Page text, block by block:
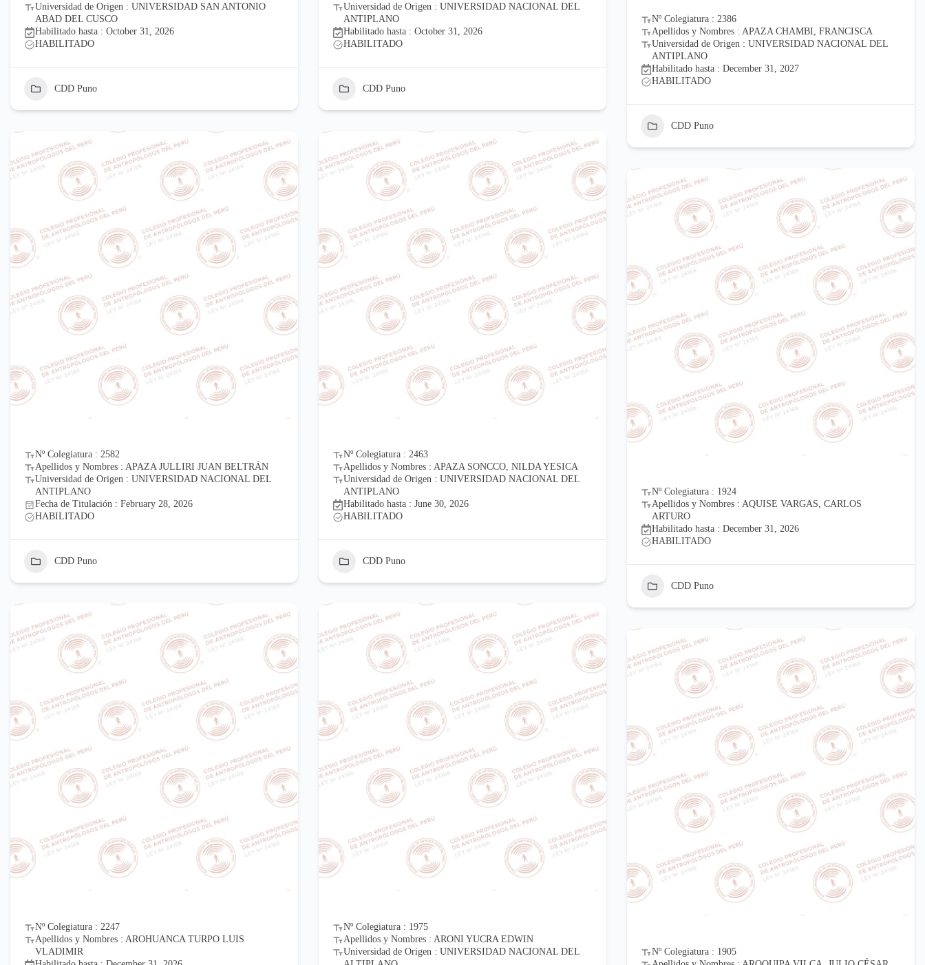
Universidad de Origen : UNIVERSIDAD SAN ANTONIO
ABAD DEL CUSCO
Habilitado hasta : October 31, 2026
HABILITADO
CDD Puno
Universidad de Origen : UNIVERSIDAD NACIONAL DEL
ANTIPLANO
Habilitado hasta : October 31, 2026
HABILITADO
CDD Puno
Nº Colegiatura : 2386
Apellidos y Nombres : APAZA CHAMBI, FRANCISCA
Universidad de Origen : UNIVERSIDAD NACIONAL DEL
ANTIPLANO
Habilitado hasta : December 31, 2027
HABILITADO
CDD Puno
Nº Colegiatura : 2582
Apellidos y Nombres : APAZA JULLIRI JUAN BELTRÁN
Universidad de Origen : UNIVERSIDAD NACIONAL DEL
ANTIPLANO
Fecha de Titulación : February 28, 2026
HABILITADO
CDD Puno
Nº Colegiatura : 2463
Apellidos y Nombres : APAZA SONCCO, NILDA YESICA
Universidad de Origen : UNIVERSIDAD NACIONAL DEL
ANTIPLANO
Habilitado hasta : June 30, 2026
HABILITADO
CDD Puno
Nº Colegiatura : 1924
Apellidos y Nombres : AQUISE VARGAS, CARLOS
ARTURO
Habilitado hasta : December 31, 2026
HABILITADO
CDD Puno
Nº Colegiatura : 2247
Apellidos y Nombres : AROHUANCA TURPO LUIS
VLADIMIR
Nº Colegiatura : 1975
Apellidos y Nombres : ARONI YUCRA EDWIN
Universidad de Origen : UNIVERSIDAD NACIONAL DEL
Nº Colegiatura : 1905